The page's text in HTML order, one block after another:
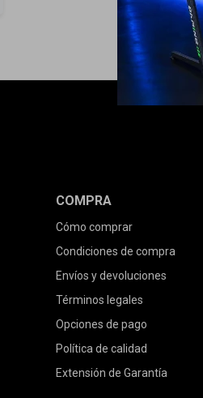
COMPRA
Cómo comprar
Condiciones de compra
Envíos y devoluciones
Términos legales
Opciones de pago
Política de calidad
Extensión de Garantía